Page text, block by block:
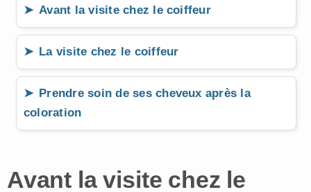
Avant la visite chez le coiffeur
La visite chez le coiffeur
Prendre soin de ses cheveux après la
coloration
Avant la visite chez le